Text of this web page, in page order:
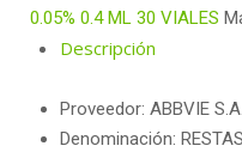
cantidad
0.05% 0.4 ML 30 VIALES
Descripción
Proveedor: ABBVIE
Denominación: